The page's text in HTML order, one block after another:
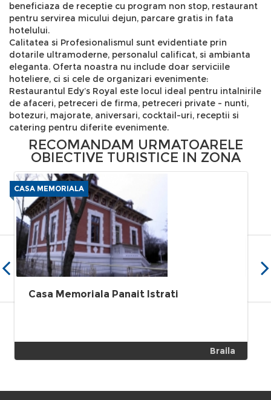
beneficiaza de receptie cu program non stop, restaurant
pentru servirea micului dejun, parcare gratis in fata
hotelului.
Calitatea si Profesionalismul sunt evidentiate prin
dotarile ultramoderne, personalul calificat, si ambianta
eleganta. Oferta noastra nu include doar serviciile
hoteliere, ci si cele de organizari evenimente:
Restaurantul Edy’s Royal este locul ideal pentru intalnirile
de afaceri, petreceri de firma, petreceri private - nunti,
botezuri, majorate, aniversari, cocktail-uri, receptii si
catering pentru diferite evenimente.
RECOMANDAM URMATOARELE
OBIECTIVE TURISTICE IN ZONA
CASA MEMORIALA
Casa Memoriala Panait Istrati
Braila